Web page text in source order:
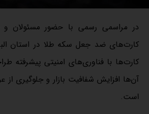
در مراسمی رسمی با حضور مسئولان و
کارت‌های ضد جعل سکه طلا در استان
کارت‌ها با فناوری‌های امنیتی پیشرفته
آن‌ها افزایش شفافیت بازار و جلوگیری
است.